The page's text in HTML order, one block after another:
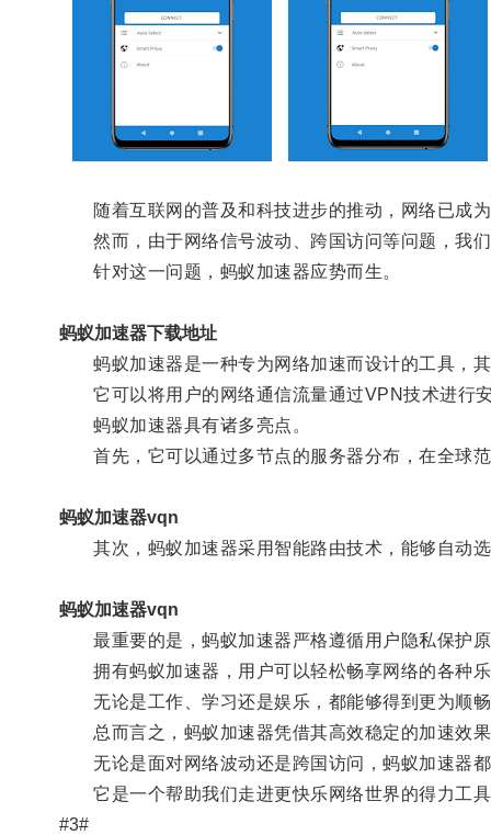
随着互联网的普及和科技进步的推动，网络已成为
然而，由于网络信号波动、跨国访问等问题，我们
针对这一问题，蚂蚁加速器应势而生。
蚂蚁加速器下载地址
蚂蚁加速器是一种专为网络加速而设计的工具，其
它可以将用户的网络通信流量通过VPN技术进行
蚂蚁加速器具有诸多亮点。
首先，它可以通过多节点的服务器分布，在全球范
蚂蚁加速器vqn
其次，蚂蚁加速器采用智能路由技术，能够自动选
蚂蚁加速器vqn
最重要的是，蚂蚁加速器严格遵循用户隐私保护原
拥有蚂蚁加速器，用户可以轻松畅享网络的各种
无论是工作、学习还是娱乐，都能够得到更为顺
总而言之，蚂蚁加速器凭借其高效稳定的加速效果
无论是面对网络波动还是跨国访问，蚂蚁加速器
它是一个帮助我们走进更快乐网络世界的得力工
#3#